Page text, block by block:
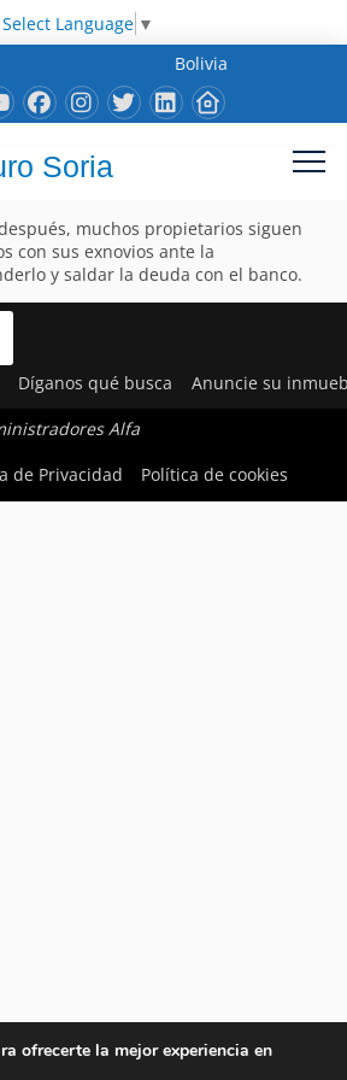
Select Language ▼
Bolivia
Soria
muchos propietarios siguen
con sus exnovios ante la
y saldar la deuda con el banco.
Díganos qué busca Anuncie su
Alfa
de Privacidad Política de cookies
ofrecerte la mejor experiencia en